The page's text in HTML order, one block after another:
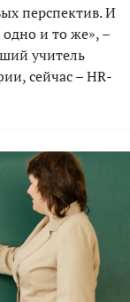
перспектив. И
и то же», –
учитель
сейчас – HR-